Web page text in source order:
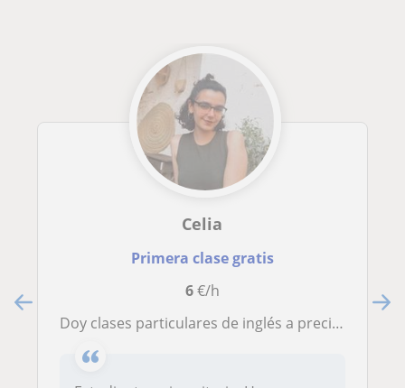
Celia
Primera clase gratis
6€/h
Doy clases particulares de inglés a precio económico